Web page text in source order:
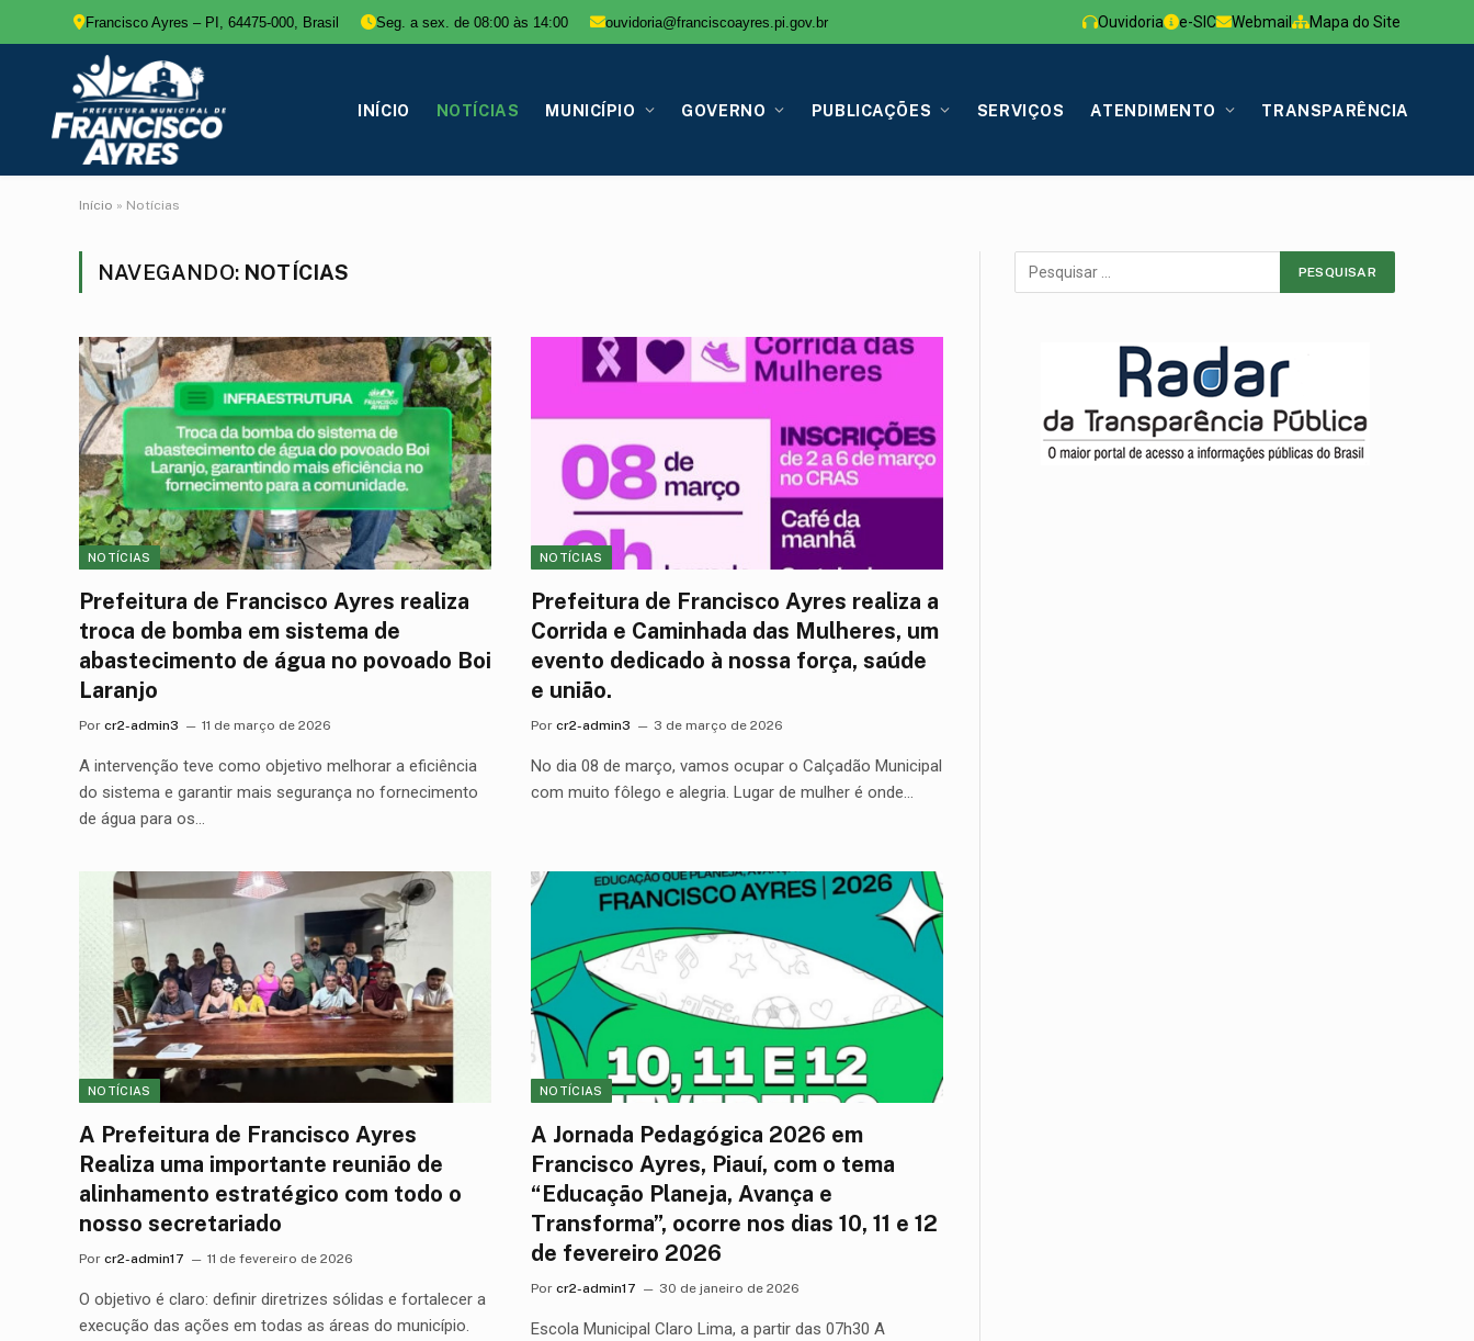
Francisco Ayres – PI, 64475-000, Brasil Seg. a sex. de 08:00 às 14:00 ouvidoria@franciscoayres.pi.gov.br Ouvidoria e-SIC Webmail Mapa do Site
INÍCIO NOTÍCIAS MUNICÍPIO GOVERNO PUBLICAÇÕES SERVIÇOS ATENDIMENTO TRANSPARÊNCIA
Início » Notícias
NAVEGANDO: NOTÍCIAS
NOTÍCIAS
Prefeitura de Francisco Ayres realiza
troca de bomba em sistema de
abastecimento de água no povoado Boi
Laranjo
Por cr2-admin3 11 de março de 2026
A intervenção teve como objetivo melhorar a eficiência
do sistema e garantir mais segurança no fornecimento
de água para os…
NOTÍCIAS
Prefeitura de Francisco Ayres realiza a
Corrida e Caminhada das Mulheres, um
evento dedicado à nossa força, saúde
e união.
Por cr2-admin3 3 de março de 2026
No dia 08 de março, vamos ocupar o Calçadão Municipal
com muito fôlego e alegria. Lugar de mulher é onde…
NOTÍCIAS
A Prefeitura de Francisco Ayres
Realiza uma importante reunião de
alinhamento estratégico com todo o
nosso secretariado
Por cr2-admin17 11 de fevereiro de 2026
O objetivo é claro: definir diretrizes sólidas e fortalecer a
execução das ações em todas as áreas do município.
NOTÍCIAS
A Jornada Pedagógica 2026 em
Francisco Ayres, Piauí, com o tema
“Educação Planeja, Avança e
Transforma”, ocorre nos dias 10, 11 e 12
de fevereiro 2026
Por cr2-admin17 30 de janeiro de 2026
Escola Municipal Claro Lima, a partir das 07h30 A